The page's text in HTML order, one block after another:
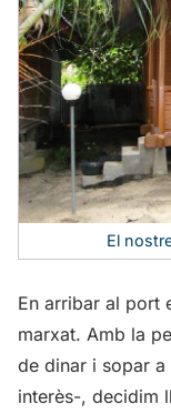
El
En arribar al port
marxat. Amb la
de dinar i sopar
interès-, decidim